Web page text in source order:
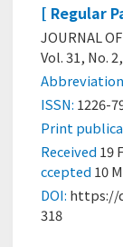
[ Regular
JOURNAL
Vol. 31, No.
ISSN: 1226-
Print
Received 19
ccepted 10
DOI: https://
318